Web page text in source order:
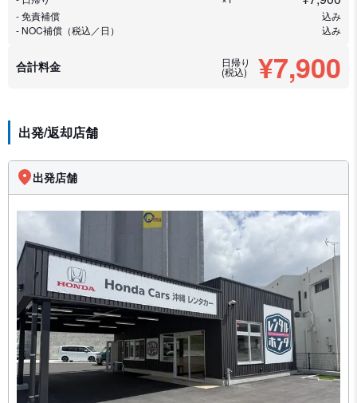
- 免責補償
込み
- NOC補償（税込／日）
込み
合計料金 日帰り
(税込) ¥7,900
出発/返却店舗
出発店舗